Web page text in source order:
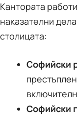
Кантората
наказателни
столицата:
Софийски
Софийски